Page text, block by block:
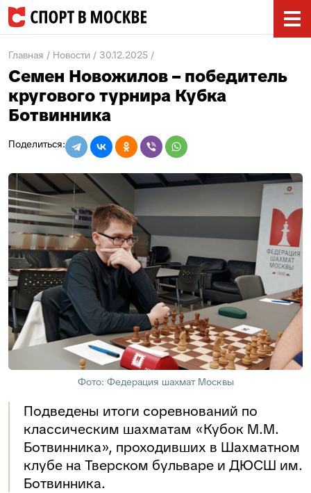
Главная Новости 30.12.2025
Семен Новожилов – победитель
кругового турнира Кубка
Ботвинника
Фото: Федерация шахмат Москвы
Подведены итоги соревнований по
классическим шахматам «Кубок М.М.
Ботвинника», проходивших в Шахматном
клубе на Тверском бульваре и ДЮСШ им.
Ботвинника.